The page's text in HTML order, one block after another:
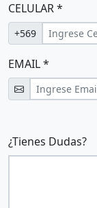
CELULAR *
+569
EMAIL *
¿Tienes Dudas?